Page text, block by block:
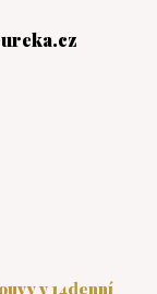
v 14denní